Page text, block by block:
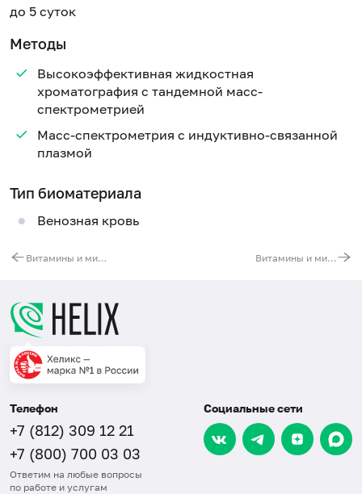
до 5 суток
Методы
Высокоэффективная жидкостная
хроматография с тандемной масс-
спектрометрией
Масс-спектрометрия с индуктивно-связанной
плазмой
Тип биоматериала
Венозная кровь
Витамины и микроэлементы, участвующие в регуляции антиоксидантной системы (Fe, Cu, Zn, Se, S, Co, Mn, Mg, витамины A, C, E, K, B2, B5, B6, омега-3, омега-6 жирные кислоты) Витамины и микроэлементы, влияющие на состояние кожи, ногтей, волос (K, Na, Ca, Mg, Fe, Cu, Zn, S, P, витамины A, C, E, B1, B2, B3, B5, B6, B9, B12)
Телефон
+7 (812) 309 12 21
+7 (800) 700 03 03
Ответим на любые вопросы
по работе и услугам
Социальные сети